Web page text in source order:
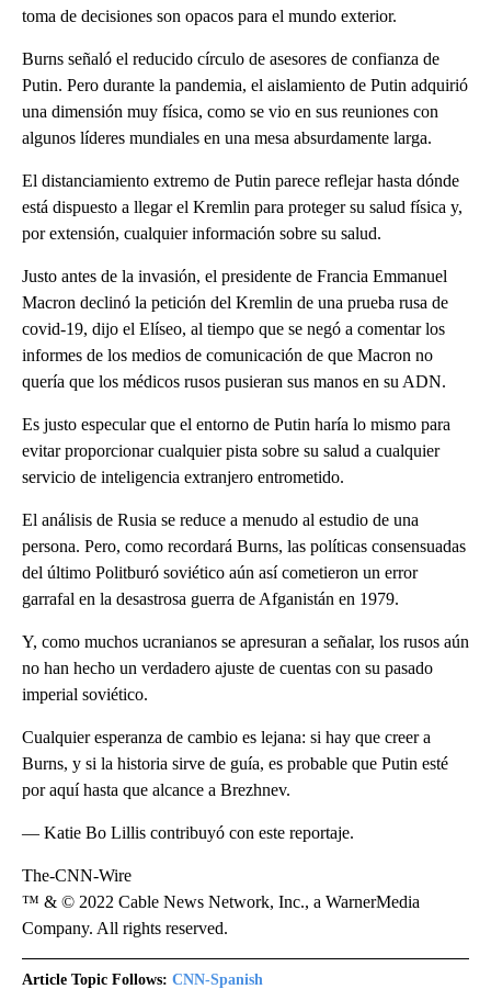
toma de decisiones son opacos para el mundo exterior.
Burns señaló el reducido círculo de asesores de confianza de
Putin. Pero durante la pandemia, el aislamiento de Putin adquirió
una dimensión muy física, como se vio en sus reuniones con
algunos líderes mundiales en una mesa absurdamente larga.
El distanciamiento extremo de Putin parece reflejar hasta dónde
está dispuesto a llegar el Kremlin para proteger su salud física y,
por extensión, cualquier información sobre su salud.
Justo antes de la invasión, el presidente de Francia Emmanuel
Macron declinó la petición del Kremlin de una prueba rusa de
covid-19, dijo el Elíseo, al tiempo que se negó a comentar los
informes de los medios de comunicación de que Macron no
quería que los médicos rusos pusieran sus manos en su ADN.
Es justo especular que el entorno de Putin haría lo mismo para
evitar proporcionar cualquier pista sobre su salud a cualquier
servicio de inteligencia extranjero entrometido.
El análisis de Rusia se reduce a menudo al estudio de una
persona. Pero, como recordará Burns, las políticas consensuadas
del último Politburó soviético aún así cometieron un error
garrafal en la desastrosa guerra de Afganistán en 1979.
Y, como muchos ucranianos se apresuran a señalar, los rusos aún
no han hecho un verdadero ajuste de cuentas con su pasado
imperial soviético.
Cualquier esperanza de cambio es lejana: si hay que creer a
Burns, y si la historia sirve de guía, es probable que Putin esté
por aquí hasta que alcance a Brezhnev.
— Katie Bo Lillis contribuyó con este reportaje.
The-CNN-Wire
™ & © 2022 Cable News Network, Inc., a WarnerMedia
Company. All rights reserved.
Article Topic Follows: CNN-Spanish